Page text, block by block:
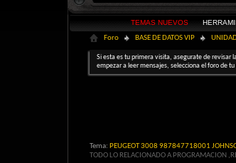
TEMAS NUEVOS
Foro BASE DE DATOS VIP
Si esta es tu primera visita, asegurate de revisar
empezar a leer mensajes, selecciona el foro de
Tema: PEUGEOT 3008 987847718001
TODO LO RELACIONADO A PROGRAMACION